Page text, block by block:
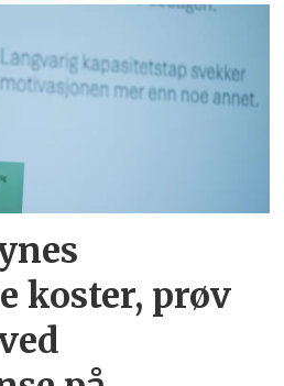
koster, prøv